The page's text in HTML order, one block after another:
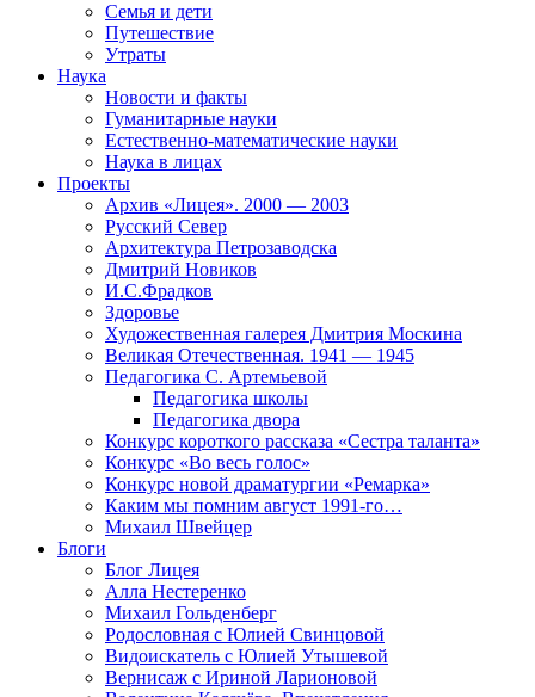
Семья и дети
Путешествие
Утраты
Наука
Новости и факты
Гуманитарные науки
Естественно-математические науки
Наука в лицах
Проекты
Архив «Лицея». 2000 — 2003
Русский Север
Архитектура Петрозаводска
Дмитрий Новиков
И.С.Фрадков
Здоровье
Художественная галерея Дмитрия Москина
Великая Отечественная. 1941 — 1945
Педагогика С. Артемьевой
Педагогика школы
Педагогика двора
Конкурс короткого рассказа «Сестра таланта»
Конкурс «Во весь голос»
Конкурс новой драматургии «Ремарка»
Каким мы помним август 1991-го…
Михаил Швейцер
Блоги
Блог Лицея
Алла Нестеренко
Михаил Гольденберг
Родословная с Юлией Свинцовой
Видоискатель с Юлией Утышевой
Вернисаж с Ириной Ларионовой